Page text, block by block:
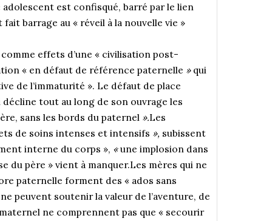
est confisqué, barré par le lien
barrage au « réveil à la nouvelle vie »
effets d’une « civilisation post-
« en défaut de référence paternelle »qui
de l’immaturité ». Le défaut de place
tout au long de son ouvrage les
sans les bords du paternel ».Les
de soins intenses et intensifs », subissent
interne du corps », «une implosion dans
du père » vient à manquer.Les mères qui ne
paternelle forment des « ados sans
peuvent soutenir la valeur de l’aventure, de
ne comprennent pas que « secourir